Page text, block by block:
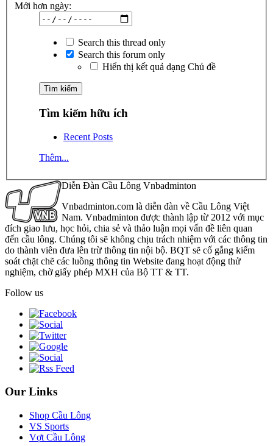
Mới hơn ngày:
Search this thread only
Search this forum only
Hiển thị kết quả dạng Chủ đề
Tìm kiếm hữu ích
Recent Posts
Thêm...
Diễn Đàn Cầu Lông Vnbadminton
Vnbadminton.com là diễn đàn về Cầu Lông Việt
Nam. Vnbadminton được thành lập từ 2012 với mục
đích giao lưu, học hỏi, chia sẻ và thảo luận mọi vấn đề liên quan
đến cầu lông. Chúng tôi sẽ không chịu trách nhiệm với các thông tin
do thành viên đưa lên trừ thông tin nội bộ. BQT sẽ cố gắng kiểm
soát chặt chẽ các luồng thông tin Website đang hoạt động thử
nghiệm, chờ giấy phép MXH của Bộ TT & TT.
Follow us
Our Links
Shop Cầu Lông
VS Sports
Vợt Cầu Lông